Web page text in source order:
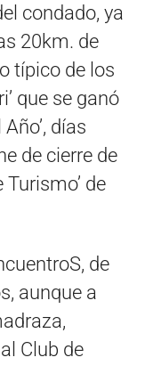
condado, ya
20km. de
típico de los
que se ganó
días
de cierre de
de
de
aunque a
Club de